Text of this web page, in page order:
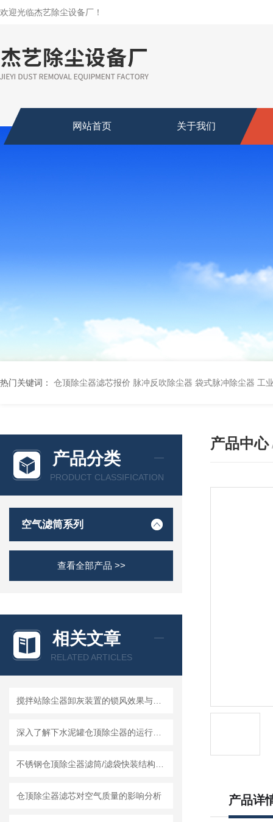
欢迎光临杰艺除尘设备厂！
网站首页 关于我们
热门关键词： 仓顶除尘器滤芯报价 脉冲反吹除尘器 袋式脉冲除尘器 工
产品分类
PRODUCT CLASSIFICATION
空气滤筒系列
查看全部产品 >>
相关文章
RELATED ARTICLES
仓顶除尘器滤芯对空气质量的影响分析
产品中心
产品详